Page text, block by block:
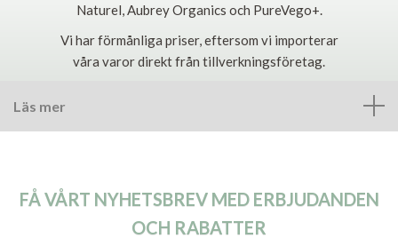
Naturel, Aubrey Organics och PureVego+.
Vi har förmånliga priser, eftersom vi importerar
våra varor direkt från tillverkningsföretag.
Läs mer
FÅ VÅRT NYHETSBREV MED ERBJUDANDEN
OCH RABATTER